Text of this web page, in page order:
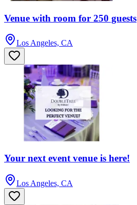
Venue with room for 250 guests
Los Angeles, CA
Your next event venue is here!
Los Angeles, CA